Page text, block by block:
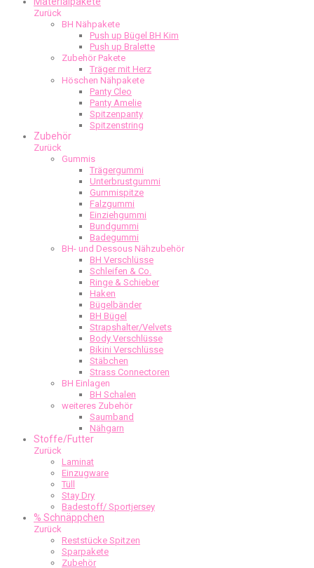
Zurück
BH Nähpakete
Push up Bügel BH Kim
Push up Bralette
Zubehör Pakete
Träger mit Herz
Höschen Nähpakete
Panty Cleo
Panty Amelie
Spitzenpanty
Spitzenstring
Zubehör
Zurück
Gummis
Trägergummi
Unterbrustgummi
Gummispitze
Falzgummi
Einziehgummi
Bundgummi
Badegummi
BH- und Dessous Nähzubehör
BH Verschlüsse
Schleifen & Co.
Ringe & Schieber
Haken
Bügelbänder
BH Bügel
Strapshalter/Velvets
Body Verschlüsse
Bikini Verschlüsse
Stäbchen
Strass Connectoren
BH Einlagen
BH Schalen
weiteres Zubehör
Saumband
Nähgarn
Stoffe/Futter
Zurück
Laminat
Einzugware
Tüll
Stay Dry
Badestoff/ Sportjersey
% Schnäppchen
Zurück
Reststücke Spitzen
Sparpakete
Zubehör